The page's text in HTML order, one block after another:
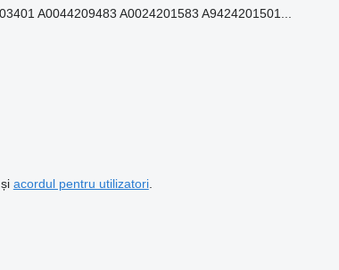
A0044209483 A0024201583 A9424201501...
acordul pentru utilizatori.